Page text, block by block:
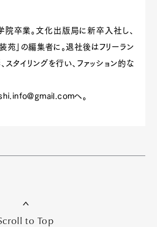
卒業。文化出版局に新卒入社し、
装苑」の編集者に。退社後はフリーラン
スタイリングを行い、ファッション的な
へ。
to Top